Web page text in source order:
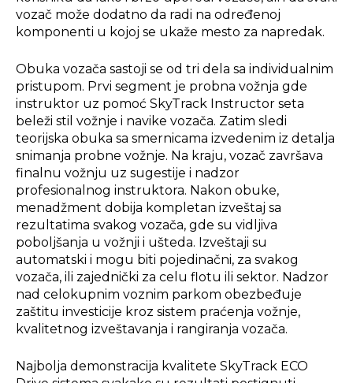
vozač može dodatno da radi na određenoj
komponenti u kojoj se ukaže mesto za napredak.
Obuka vozača sastoji se od tri dela sa individualnim
pristupom. Prvi segment je probna vožnja gde
instruktor uz pomoć SkyTrack Instructor seta
beleži stil vožnje i navike vozača. Zatim sledi
teorijska obuka sa smernicama izvedenim iz detalja
snimanja probne vožnje. Na kraju, vozač završava
finalnu vožnju uz sugestije i nadzor
profesionalnog instruktora. Nakon obuke,
menadžment dobija kompletan izveštaj sa
rezultatima svakog vozača, gde su vidljiva
poboljšanja u vožnji i ušteda. Izveštaji su
automatski i mogu biti pojedinačni, za svakog
vozača, ili zajednički za celu flotu ili sektor. Nadzor
nad celokupnim voznim parkom obezbeđuje
zaštitu investicije kroz sistem praćenja vožnje,
kvalitetnog izveštavanja i rangiranja vozača.
Najbolja demonstracija kvalitete SkyTrack ECO